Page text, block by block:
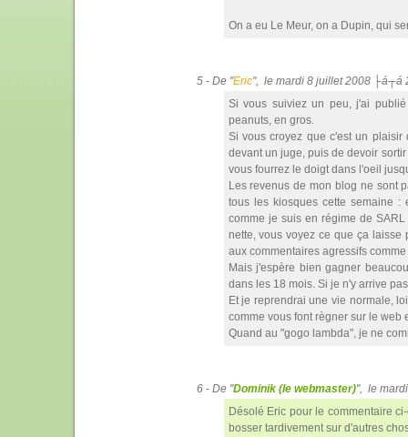
On a eu Le Meur, on a Dupin, qui
5 - De "Eric", le mardi 8 juillet 2008 ├á┬á
Si vous suiviez un peu, j'ai
peanuts, en gros.
Si vous croyez que c'est un
devant un juge, puis de devoir
vous fourrez le doigt dans l'oeil
Les revenus de mon blog ne sont
tous les kiosques cette semaine :
comme je suis en régime de
nette, vous voyez ce que ça
aux commentaires agressifs
Mais j'espère bien gagner
dans les 18 mois. Si je n'y arrive
Et je reprendrai une vie normale,
comme vous font règner sur le web
Quand au "gogo lambda", je ne
6 - De "Dominik (le webmaster)", le
Désolé Eric pour le commentaire
bosser tardivement sur d'autres